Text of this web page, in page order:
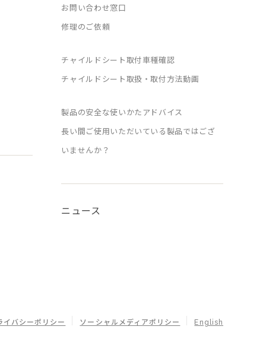
お問い合わせ窓口
修理のご依頼
チャイルドシート取付車種確認
チャイルドシート取扱・取付方法動画
製品の安全な使いかたアドバイス
長い間ご使用いただいている製品ではござ
いませんか？
ニュース
イバシーポリシー ソーシャルメディアポリシー English